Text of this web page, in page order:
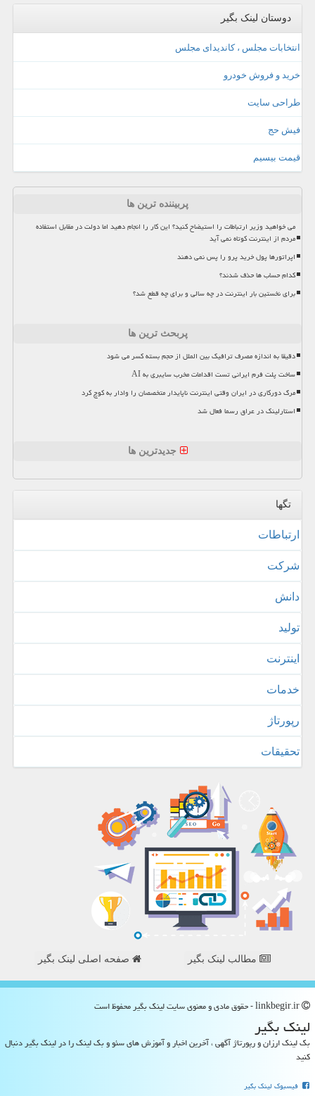
دوستان لینک بگیر
انتخابات مجلس ، کاندیدای مجلس
خرید و فروش خودرو
طراحی سایت
فیش حج
قیمت بیسیم
پربیننده ترین ها
می خواهید وزیر ارتباطات را استیضاح کنید؟ این کار را انجام دهید اما دولت در مقابل استفاده
مردم از اینترنت کوتاه نمی آید
اپراتورها پول خرید پرو را پس نمی دهند
کدام حساب ها حذف شدند؟
برای نخستین بار اینترنت در چه سالی و برای چه قطع شد؟
پربحث ترین ها
دقیقا به اندازه مصرف ترافیک بین الملل از حجم بسته کسر می شود
ساخت پلت فرم ایرانی تست اقدامات مخرب سایبری به AI
مرگ دورکاری در ایران وقتی اینترنت ناپایدار متخصصان را وادار به کوچ کرد
استارلینک در عراق رسما فعال شد
جدیدترین ها
تگها
ارتباطات
شركت
دانش
تولید
اینترنت
خدمات
رپورتاژ
تحقیقات
مطالب لینک بگیر صفحه اصلی لینک بگیر
لینك بگیر
بک لینک ارزان و رپورتاژ آگهی ، آخرین اخبار و آموزش های سئو و بک لینک را در لینک بگیر دنبال
کنید
فیسبوک لینک بگیر